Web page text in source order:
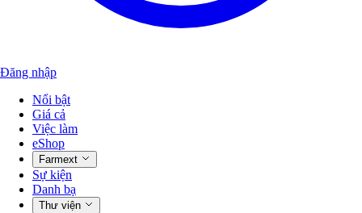
Đăng nhập
Nổi bật
Giá cả
Việc làm
eShop
Farmext
Sự kiện
Danh bạ
Thư viện